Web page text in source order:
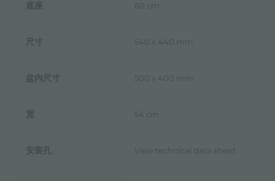
底座 60 cm
尺寸 540 x 440 mm
盆内尺寸 500 x 400 mm
宽 54 cm
安装孔 View technical data sheet